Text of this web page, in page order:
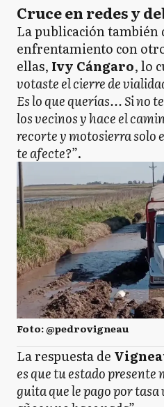
Cruce en redes y
La publicación también
enfrentamiento con
ellas, Ivy Cángaro, lo
votaste el cierre de
Es lo que querías... Si no
los vecinos y hace el
recorte y motosierra solo
te afecte?”.
Foto: @pedrovigneau
La respuesta de
es que tu estado presente
guita que le pago por tasa